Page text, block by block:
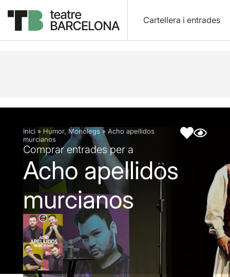
Cartellera i entrades
Descripció Fitxa artística
Inici » Humor, Monòlegs » Acho apellidos
murcianos
Comprar entrades per a
Acho apellidos
murcianos